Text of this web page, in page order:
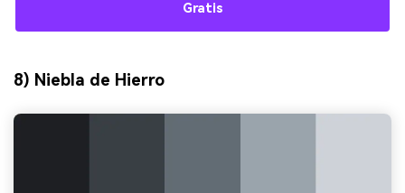
Gratis
8) Niebla de Hierro